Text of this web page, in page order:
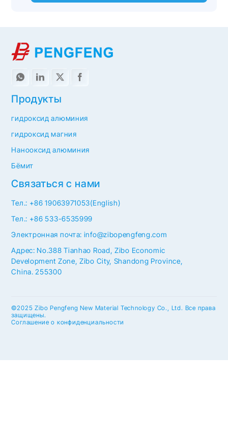
Связаться с нами
Тел.: +86 19063971053(English)
Тел.: +86 533-6535999
Электронная почта: info@zibopengfeng.com
Адрес: No.388 Tianhao Road, Zibo Economic
Development Zone, Zibo City, Shandong Province,
China. 255300
Продукты
гидроксид алюминия
гидроксид магния
Нанооксид алюминия
Бёмит
©2025 Zibo Pengfeng New Material Technology Co., Ltd. Все права
защищены.
Соглашение о конфиденциальности